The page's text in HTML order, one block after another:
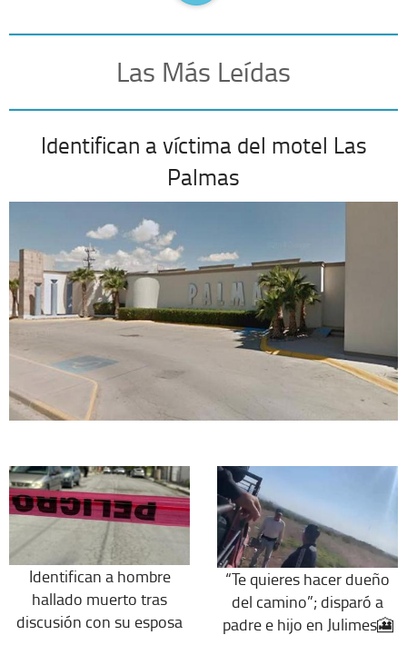
Las Más Leídas
Identifican a víctima del motel Las
Palmas
Identifican a hombre
hallado muerto tras
discusión con su esposa
“Te quieres hacer dueño
del camino”; disparó a
padre e hijo en Julimes🎦